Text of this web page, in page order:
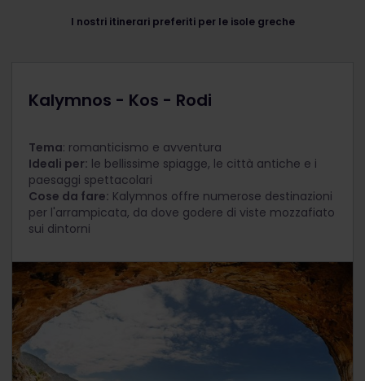
I nostri itinerari preferiti per le isole greche
Kalymnos - Kos - Rodi
Tema: romanticismo e avventura
Ideali per: le bellissime spiagge, le città antiche e i
paesaggi spettacolari
Cose da fare: Kalymnos offre numerose destinazioni
per l'arrampicata, da dove godere di viste mozzafiato
sui dintorni